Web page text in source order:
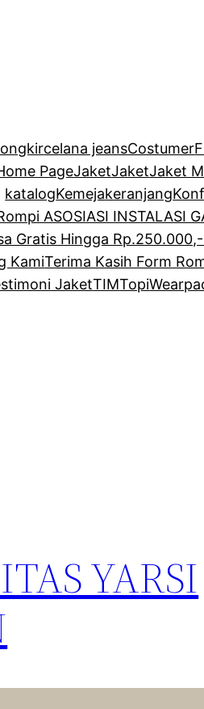
celana jeansCostumer
PageJaketJaketJaket
katalogKemejakeranjang
ASOSIASI INSTALASI
Gratis Hingga
KamiTerima Kasih Form
JaketTIMTopi
YARSI